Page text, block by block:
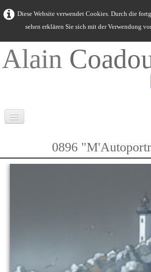
Diese Website verwendet Cookies. Durch die
sehen erklären Sie sich mit der Verwendung
Alain
Bretagne in Farben0896